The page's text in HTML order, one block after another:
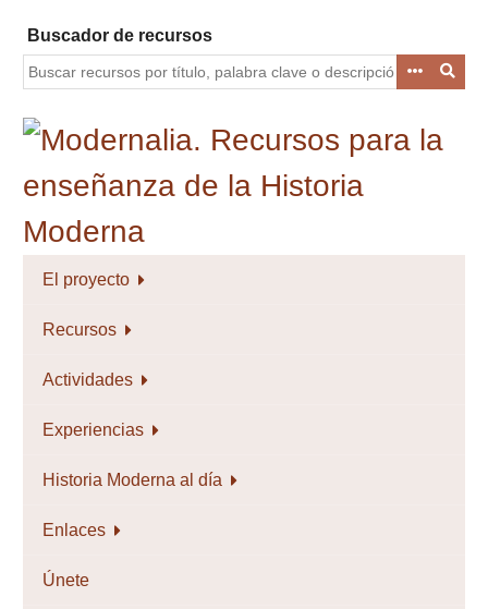
contenido
principal
Buscador de recursos
El proyecto
Recursos
Actividades
Experiencias
Historia Moderna al día
Enlaces
Únete